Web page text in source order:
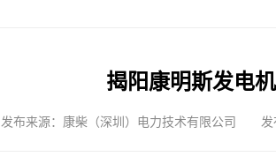
揭阳康明斯发电
发布来源：康柴（深圳）电力技术有限公司